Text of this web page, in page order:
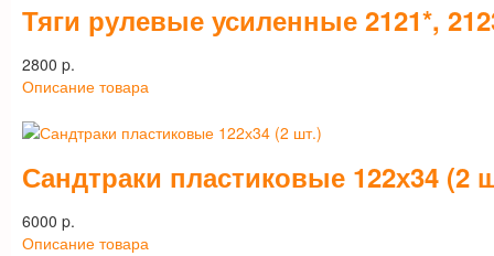
Тяги рулевые усиленные 2121*,
2800 p.
Описание товара
Сандтраки пластиковые 122х34 (2
6000 p.
Описание товара